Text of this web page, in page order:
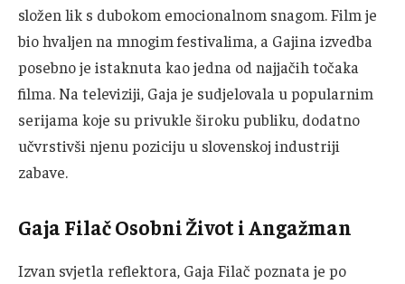
složen lik s dubokom emocionalnom snagom. Film je
bio hvaljen na mnogim festivalima, a Gajina izvedba
posebno je istaknuta kao jedna od najjačih točaka
filma. Na televiziji, Gaja je sudjelovala u popularnim
serijama koje su privukle široku publiku, dodatno
učvrstivši njenu poziciju u slovenskoj industriji
zabave.
Gaja Filač Osobni Život i Angažman
Izvan svjetla reflektora, Gaja Filač poznata je po